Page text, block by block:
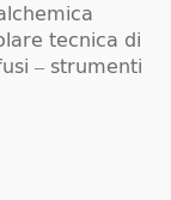
tecnica di
– strumenti